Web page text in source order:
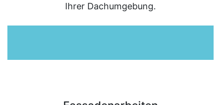
Ihrer Dachumgebung.